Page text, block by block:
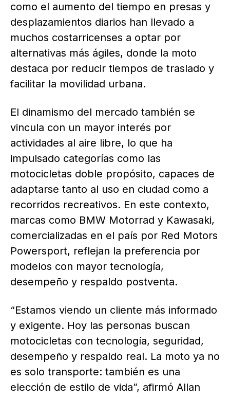
como el aumento del tiempo en presas y
desplazamientos diarios han llevado a
muchos costarricenses a optar por
alternativas más ágiles, donde la moto
destaca por reducir tiempos de traslado y
facilitar la movilidad urbana.
El dinamismo del mercado también se
vincula con un mayor interés por
actividades al aire libre, lo que ha
impulsado categorías como las
motocicletas doble propósito, capaces de
adaptarse tanto al uso en ciudad como a
recorridos recreativos. En este contexto,
marcas como BMW Motorrad y Kawasaki,
comercializadas en el país por Red Motors
Powersport, reflejan la preferencia por
modelos con mayor tecnología,
desempeño y respaldo postventa.
“Estamos viendo un cliente más informado
y exigente. Hoy las personas buscan
motocicletas con tecnología, seguridad,
desempeño y respaldo real. La moto ya no
es solo transporte: también es una
elección de estilo de vida”, afirmó Allan